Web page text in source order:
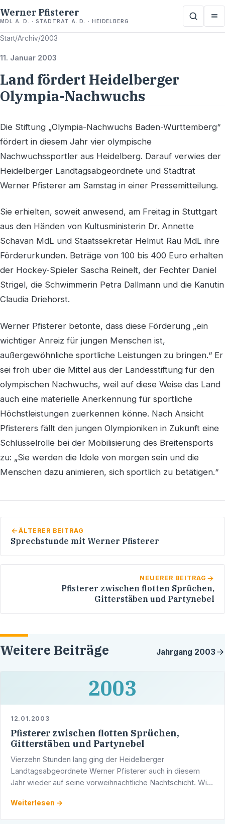
Werner Pfisterer
MDL A. D. · STADTRAT A. D. · HEIDELBERG
Start/Archiv/2003
11. Januar 2003
Land fördert Heidelberger
Olympia-Nachwuchs
Die Stiftung „Olympia-Nachwuchs Baden-Württemberg“
fördert in diesem Jahr vier olympische
Nachwuchssportler aus Heidelberg. Darauf verwies der
Heidelberger Landtagsabgeordnete und Stadtrat
Werner Pfisterer am Samstag in einer Pressemitteilung.
Sie erhielten, soweit anwesend, am Freitag in Stuttgart
aus den Händen von Kultusministerin Dr. Annette
Schavan MdL und Staatssekretär Helmut Rau MdL ihre
Förderurkunden. Beträge von 100 bis 400 Euro erhalten
der Hockey-Spieler Sascha Reinelt, der Fechter Daniel
Strigel, die Schwimmerin Petra Dallmann und die Kanutin
Claudia Driehorst.
Werner Pfisterer betonte, dass diese Förderung „ein
wichtiger Anreiz für jungen Menschen ist,
außergewöhnliche sportliche Leistungen zu bringen.“ Er
sei froh über die Mittel aus der Landesstiftung für den
olympischen Nachwuchs, weil auf diese Weise das Land
auch eine materielle Anerkennung für sportliche
Höchstleistungen zuerkennen könne. Nach Ansicht
Pfisterers fällt den jungen Olympioniken in Zukunft eine
Schlüsselrolle bei der Mobilisierung des Breitensports
zu: „Sie werden die Idole von morgen sein und die
Menschen dazu animieren, sich sportlich zu betätigen.“
ÄLTERER BEITRAG
Sprechstunde mit Werner Pfisterer
NEUERER BEITRAG
Pfisterer zwischen flotten Sprüchen,
Gitterstäben und Partynebel
Weitere Beiträge Jahrgang 2003
2003
12.01.2003
Pfisterer zwischen flotten Sprüchen,
Gitterstäben und Partynebel
Vierzehn Stunden lang ging der Heidelberger
Landtagsabgeordnete Werner Pfisterer auch in diesem
Jahr wieder auf seine vorweihnachtliche Nachtschicht. Wie
üblichen …
Weiterlesen →